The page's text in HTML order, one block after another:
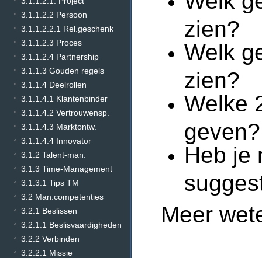
3.1.1.2.2 Persoon
3.1.1.2.2.1 Rel.geschenk
3.1.1.2.3 Proces
3.1.1.2.4 Partnership
3.1.1.3 Gouden regels
3.1.1.4 Deelrollen
3.1.1.4.1 Klantenbinder
3.1.1.4.2 Vertrouwensp.
3.1.1.4.3 Marktontw.
3.1.1.4.4 Innovator
3.1.2 Talent-man.
3.1.3 Time-Management
3.1.3.1 Tips TM
3.2 Man.competenties
3.2.1 Beslissen
3.2.1.1 Beslisvaardigheden
3.2.2 Verbinden
3.2.2.1 Missie
zien?
Welk
zien?
Welke
geven?
Heb je
Meer